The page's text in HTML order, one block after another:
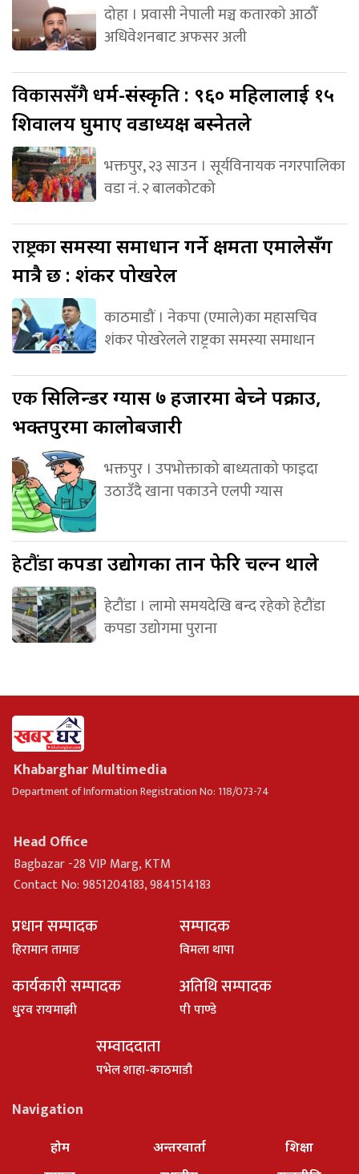
दोहा । प्रवासी नेपाली मञ्च कतारको आठौँ
अधिवेशनबाट अफसर अली
विकाससँगैधर्म-संस्कृति : ९६० महिलालाई १५
शिवालय घुमाए वडाध्यक्ष बस्नेतले
भक्तपुर, २३ साउन । सूर्यविनायक नगरपालिका
वडा नं. २ बालकोटको
राष्ट्रकासमस्या समाधान गर्ने क्षमता एमालेसँग
मात्रै छ : शंकर पोखरेल
काठमाडौं । नेकपा (एमाले)का महासचिव
शंकर पोखरेलले राष्ट्रका समस्या समाधान
एकसिलिन्डर ग्यास ७ हजारमा बेच्ने पक्राउ,
भक्तपुरमा कालोबजारी
भक्तपुर । उपभोक्ताको बाध्यताको फाइदा
उठाउँदै खाना पकाउने एलपी ग्यास
हेटौंडाकपडा उद्योगका तान फेरि चल्न थाले
हेटौंडा । लामो समयदेखि बन्द रहेको हेटौंडा
कपडा उद्योगमा पुराना
Khabarghar Multimedia
Department of Information Registration No: 118/073-74
Head Office
Bagbazar -28 VIP Marg, KTM
Contact No: 9851204183, 9841514183
प्रधान सम्पादक
हिरामान तामाङ
सम्पादक
विमला थापा
कार्यकारी सम्पादक
धु्रव रायमाझी
अतिथि सम्पादक
पी पाण्डे
सम्वाददाता
पभेल शाहा-काठमाडौ
Navigation
होम
अन्तरवार्ता
शिक्षा